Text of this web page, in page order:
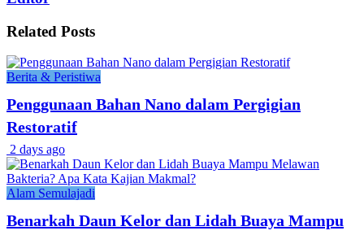
Related Posts
Berita & Peristiwa
Penggunaan Bahan Nano dalam Pergigian
Restoratif
2 days ago
Alam Semulajadi
Benarkah Daun Kelor dan Lidah Buaya Mampu